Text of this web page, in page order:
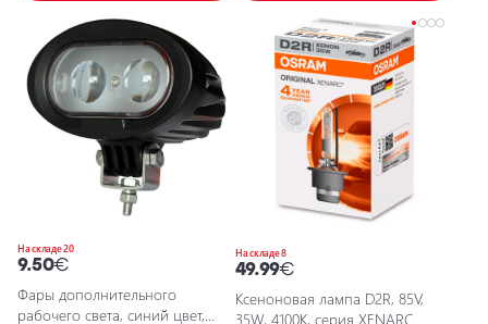
На складе 20
9.50€
Фары дополнительного
рабочего света, синий цвет,
На складе 8
49.99€
Ксеноновая лампа D2R, 85V,
35W, 4100K, серия XENARC